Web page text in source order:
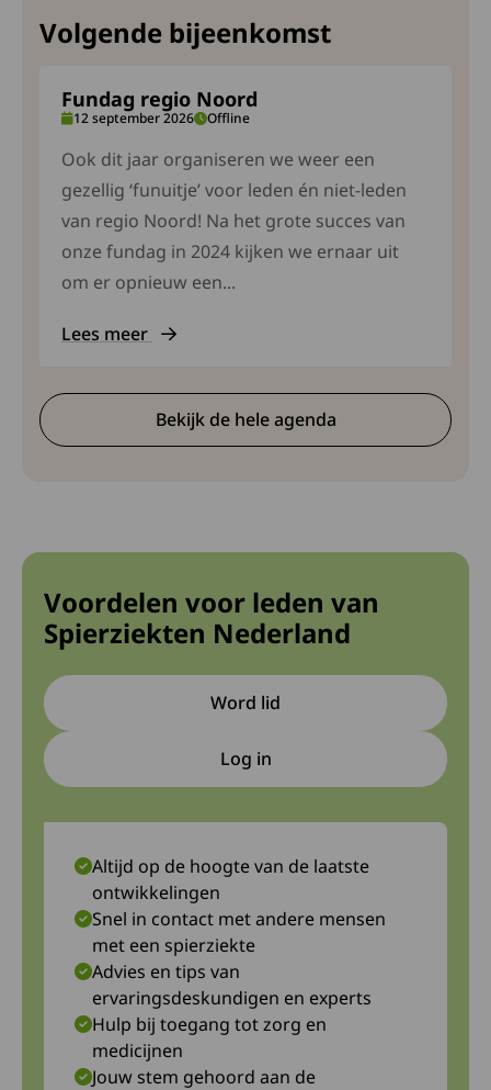
Volgende bijeenkomst
Fundag regio Noord
12 september 2026 Offline
Ook dit jaar organiseren we weer een
gezellig ‘funuitje’ voor leden én niet-leden
van regio Noord! Na het grote succes van
onze fundag in 2024 kijken we ernaar uit
om er opnieuw een...
Lees meer
Bekijk de hele agenda
Voordelen voor leden van
Spierziekten Nederland
Word lid
Log inDeze link gaat naar een
Altijd op de hoogte van de laatste
ontwikkelingen
Snel in contact met andere mensen
met een spierziekte
Advies en tips van
ervaringsdeskundigen en experts
Hulp bij toegang tot zorg en
medicijnen
Jouw stem gehoord aan de